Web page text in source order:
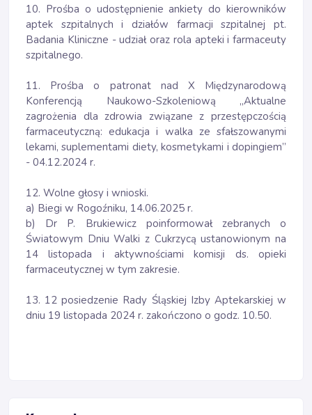
10. Prośba o udostępnienie ankiety do kierowników
aptek szpitalnych i działów farmacji szpitalnej pt.
Badania Kliniczne - udział oraz rola apteki i farmaceuty
szpitalnego.
11. Prośba o patronat nad X Międzynarodową
Konferencją Naukowo-Szkoleniową ,,Aktualne
zagrożenia dla zdrowia związane z przestępczością
farmaceutyczną: edukacja i walka ze sfałszowanymi
lekami, suplementami diety, kosmetykami i dopingiem’’
- 04.12.2024 r.
12. Wolne głosy i wnioski.
a) Biegi w Rogoźniku, 14.06.2025 r.
b) Dr P. Brukiewicz poinformował zebranych o
Światowym Dniu Walki z Cukrzycą ustanowionym na
14 listopada i aktywnościami komisji ds. opieki
farmaceutycznej w tym zakresie.
13. 12 posiedzenie Rady Śląskiej Izby Aptekarskiej w
dniu 19 listopada 2024 r. zakończono o godz. 10.50.